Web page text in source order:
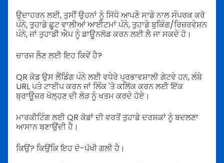
ਉਦਾਹਰਨ ਲਈ, ਤੁਸੀਂ ਉਹਨਾਂ ਨੂੰ ਸਿੱਧੇ ਆਪਣੇ ਸਾਡੇ ਨਾਲ ਸੰਪਰਕ ਕਰੋ
ਪੰਨੇ, ਤੁਹਾਡੇ ਛੂਟ ਵਾਲੀਆਂ ਆਈਟਮਾਂ ਪੰਨੇ, ਤੁਹਾਡੇ ਬੁਕਿੰਗ/ਰਿਜ਼ਰਵੇਸ਼ਨ
ਪੰਨੇ, ਜਾਂ ਤੁਹਾਡੀ ਐਪ ਨੂੰ ਡਾਊਨਲੋਡ ਕਰਨ ਲਈ ਲੈ ਜਾ ਸਕਦੇ ਹੋ।
ਚਾਰਜ ਲੈਣ ਲਈ ਇਹ ਕਿਵੇਂ ਹੈ?
QR ਕੋਡ ਉਸ ਲੈਂਡਿੰਗ ਪੰਨੇ ਲਈ ਵਧੇਰੇ ਪ੍ਰਭਾਵਸ਼ਾਲੀ ਗੇਟਵੇ ਹਨ, ਲੰਬੇ
URL ਪਤੇ ਟਾਈਪ ਕਰਨ ਜਾਂ ਲਿੰਕ 'ਤੇ ਕਲਿੱਕ ਕਰਨ ਲਈ ਇੱਕ
ਬ੍ਰਾਊਜ਼ਰ ਖੋਲ੍ਹਣ ਦੀ ਲੋੜ ਨੂੰ ਖਤਮ ਕਰਦੇ ਹੋਏ।
ਮਾਰਕੀਟਿੰਗ ਲਈ QR ਕੋਡਾਂ ਦੀ ਵਰਤੋਂ ਤੁਹਾਡੇ ਦਰਸ਼ਕਾਂ ਨੂੰ ਬਦਲਣਾ
ਆਸਾਨ ਬਣਾਉਂਦੀ ਹੈ।
ਕਿਉਂ? ਕਿਉਂਕਿ ਇਹ ਦੋ-ਪੱਖੀ ਗਲੀ ਹੈ।